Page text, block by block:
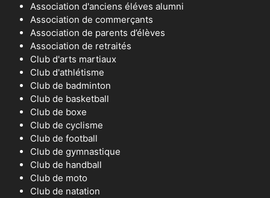
Association d'anciens éléves alumni
Association de commerçants
Association de parents d’élèves
Association de retraités
Club d'arts martiaux
Club d'athlétisme
Club de badminton
Club de basketball
Club de boxe
Club de cyclisme
Club de football
Club de gymnastique
Club de handball
Club de moto
Club de natation